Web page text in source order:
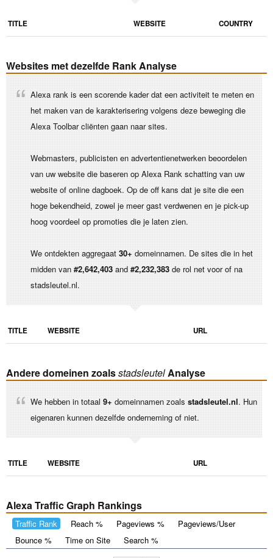
TITLE WEBSITE COUNTRY
Websites met dezelfde Rank Analyse
Alexa rank is een scorende kader dat een activiteit te meten en
het maken van de karakterisering volgens deze beweging die
Alexa Toolbar cliënten gaan naar sites.
Webmasters, publicisten en advertentienetwerken beoordelen
van uw website die baseren op Alexa Rank schatting van uw
website of online dagboek. Op de off kans dat je site die een
hoge bekendheid, zowel je meer gast verdwenen en je pick-up
hoog voordeel op promoties die je laten zien.
We ontdekten aggregaat 30+ domeinnamen. De sites die in het
midden van #2,642,403 and #2,232,383 de rol net voor of na
stadsleutel.nl.
TITLE WEBSITE URL
Andere domeinen zoalsstadsleutelAnalyse
We hebben in totaal 9+ domeinnamen zoals stadsleutel.nl. Hun
eigenaren kunnen dezelfde onderneming of niet.
TITLE WEBSITE URL
Alexa Traffic Graph Rankings
Traffic Rank Reach % Pageviews %
Pageviews/User
Bounce %
Time on Site Search %